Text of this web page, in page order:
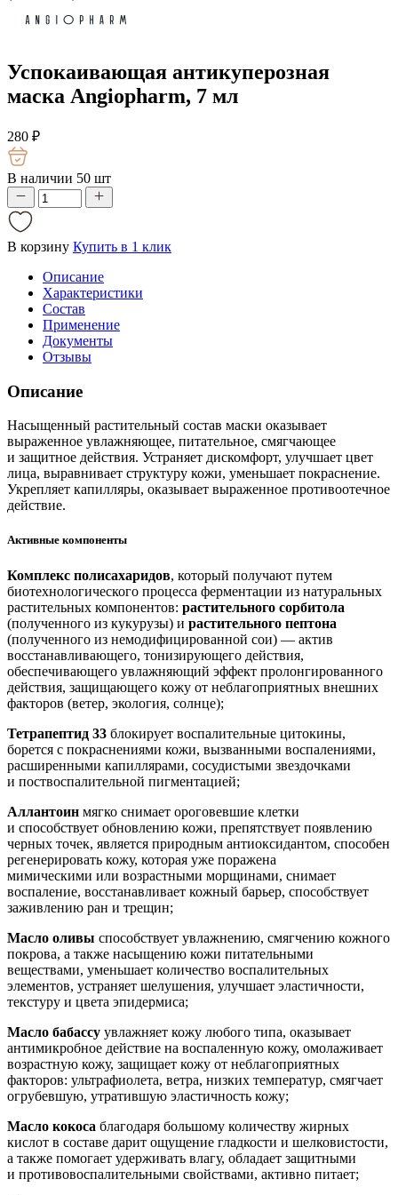
Успокаивающая антикуперозная
маска Angiopharm, 7 мл
280 ₽
В наличии 50 шт
В корзину Купить в 1 клик
Описание
Характеристики
Состав
Применение
Документы
Отзывы
Описание
Насыщенный растительный состав маски оказывает
выраженное увлажняющее, питательное, смягчающее
и защитное действия. Устраняет дискомфорт, улучшает цвет
лица, выравнивает структуру кожи, уменьшает покраснение.
Укрепляет капилляры, оказывает выраженное противоотечное
действие.
Активные компоненты
Комплекс полисахаридов, который получают путем
биотехнологического процесса ферментации из натуральных
растительных компонентов: растительного сорбитола
(полученного из кукурузы) и растительного пептона
(полученного из немодифицированной сои) — актив
восстанавливающего, тонизирующего действия,
обеспечивающего увлажняющий эффект пролонгированного
действия, защищающего кожу от неблагоприятных внешних
факторов (ветер, экология, солнце);
Тетрапептид 33 блокирует воспалительные цитокины,
борется с покраснениями кожи, вызванными воспалениями,
расширенными капиллярами, сосудистыми звездочками
и поствоспалительной пигментацией;
Аллантоин мягко снимает ороговевшие клетки
и способствует обновлению кожи, препятствует появлению
черных точек, является природным антиоксидантом, способен
регенерировать кожу, которая уже поражена
мимическими или возрастными морщинами, снимает
воспаление, восстанавливает кожный барьер, способствует
заживлению ран и трещин;
Масло оливы способствует увлажнению, смягчению кожного
покрова, а также насыщению кожи питательными
веществами, уменьшает количество воспалительных
элементов, устраняет шелушения, улучшает эластичности,
текстуру и цвета эпидермиса;
Масло бабассу увлажняет кожу любого типа, оказывает
антимикробное действие на воспаленную кожу, омолаживает
возрастную кожу, защищает кожу от неблагоприятных
факторов: ультрафиолета, ветра, низких температур, смягчает
огрубевшую, утратившую эластичность кожу;
Масло кокоса благодаря большому количеству жирных
кислот в составе дарит ощущение гладкости и шелковистости,
а также помогает удерживать влагу, обладает защитными
и противовоспалительными свойствами, активно питает;